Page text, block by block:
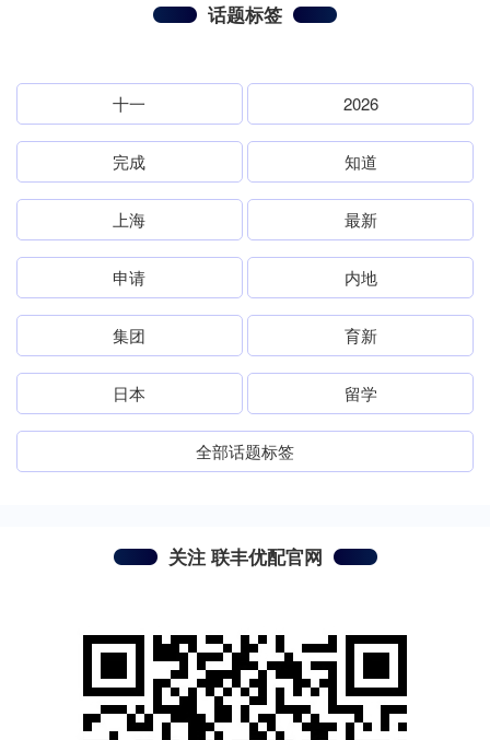
话题标签
十一 2026
完成 知道
上海 最新
申请 内地
集团 育新
日本 留学
全部话题标签
关注 联丰优配官网